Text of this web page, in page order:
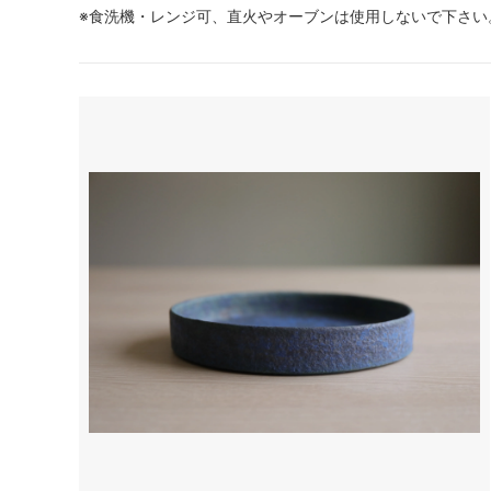
※食洗機・レンジ可、直火やオーブンは使用しないで下さい